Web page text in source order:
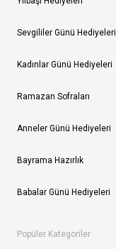
Sevgililer Günü Hediyeleri
Kadınlar Günü Hediyeleri
Ramazan Sofraları
Anneler Günü Hediyeleri
Bayrama Hazırlık
Babalar Günü Hediyeleri
Popüler Kategoriler